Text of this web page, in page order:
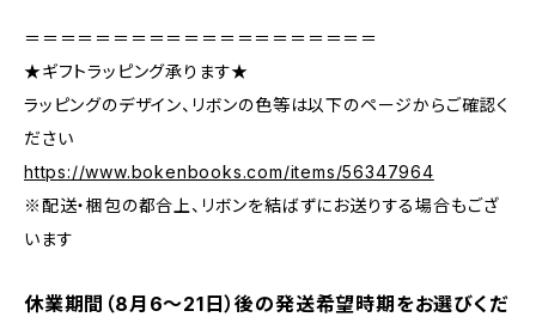
＝＝＝＝＝＝＝＝＝＝＝＝＝＝＝＝＝＝＝＝
★ギフトラッピング承ります★
ラッピングのデザイン、リボンの色等は以下のページからご確認く
ださい
https://www.bokenbooks.com/items/56347964
※配送・梱包の都合上、リボンを結ばずにお送りする場合もござ
います
休業期間（8月6〜21日）後の発送希望時期をお選びくだ